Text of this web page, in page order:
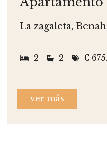
La zagaleta,
2 2 €
ver más